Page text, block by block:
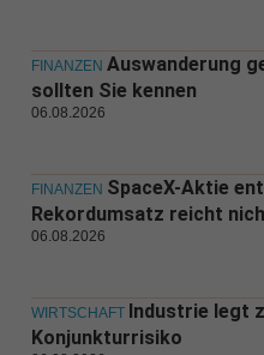
FINANZEN Auswanderung
sollten Sie kennen
06.08.2026
FINANZEN SpaceX-Aktie
Rekordumsatz reicht
06.08.2026
WIRTSCHAFT Industrie legt
Konjunkturrisiko